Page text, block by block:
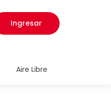
Ingresar
Aire Libre